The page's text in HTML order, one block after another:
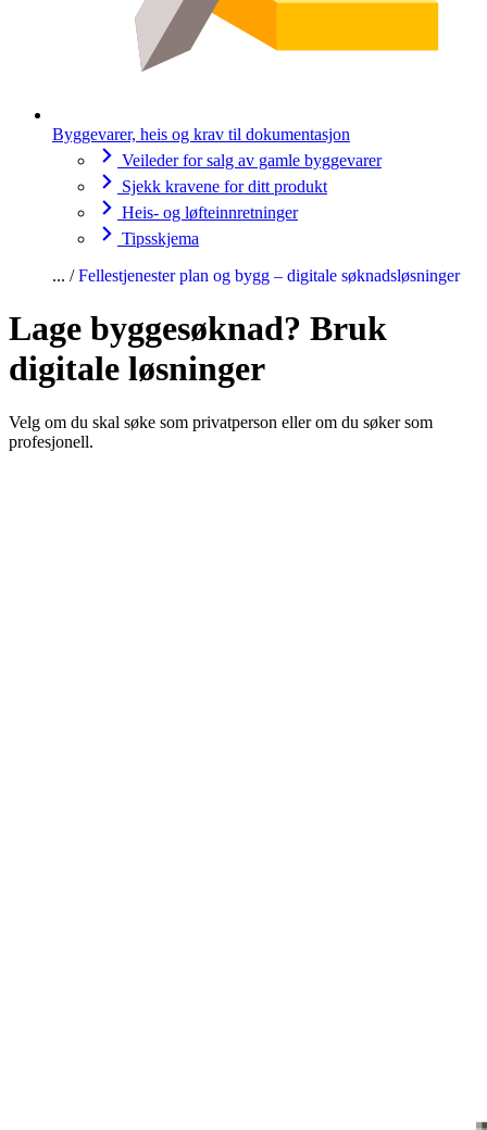
Byggevarer, heis og krav til dokumentasjon
Veileder for salg av gamle byggevarer
Sjekk kravene for ditt produkt
Heis- og løfteinnretninger
Tipsskjema
Fellestjenester plan og bygg – digitale søknadsløsninger
Lage byggesøknad? Bruk
digitale løsninger
Velg om du skal søke som privatperson eller om du søker som
profesjonell.